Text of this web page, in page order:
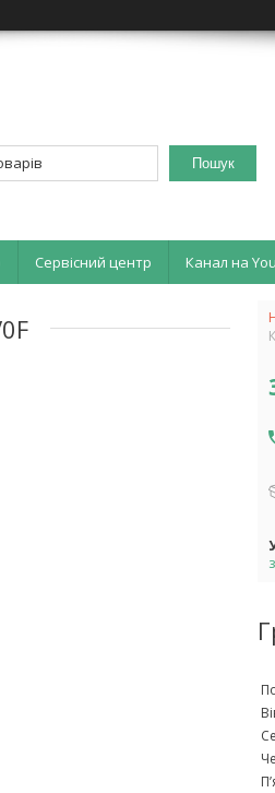
Пошук
Сервісний центр Канал на